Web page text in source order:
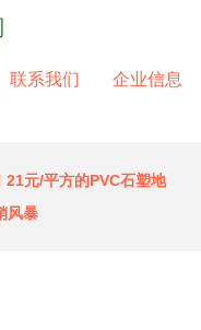
联系我们 企业信息
21元/平方的PVC石塑地
风暴